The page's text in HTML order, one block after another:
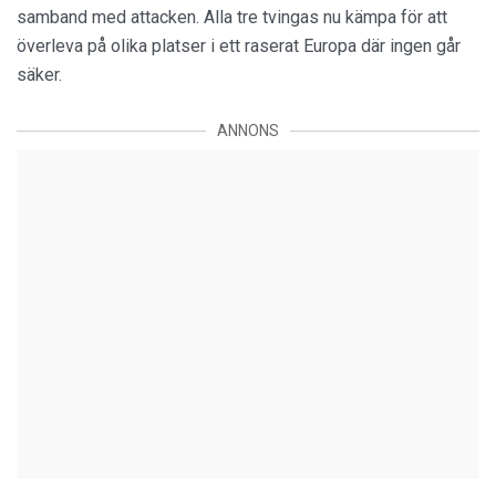
samband med attacken. Alla tre tvingas nu kämpa för att
överleva på olika platser i ett raserat Europa där ingen går
säker.
ANNONS